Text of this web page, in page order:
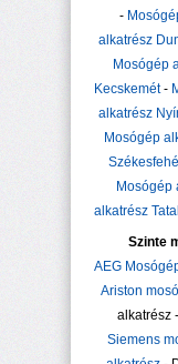
-
alkatrész
Mosógép
Kecskemét-
alkatrész
Mosógép
Mosógép
alkatrész
Szinte
AEG
Ariston
alkatrész
Siemens